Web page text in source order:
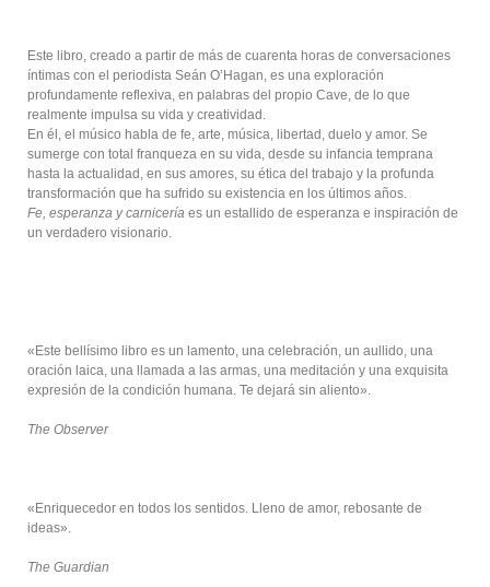
Este libro, creado a partir de más de cuarenta horas de conversaciones
íntimas con el periodista Seán O’Hagan, es una exploración
profundamente reflexiva, en palabras del propio Cave, de lo que
realmente impulsa su vida y creatividad.
En él, el músico habla de fe, arte, música, libertad, duelo y amor. Se
sumerge con total franqueza en su vida, desde su infancia temprana
hasta la actualidad, en sus amores, su ética del trabajo y la profunda
transformación que ha sufrido su existencia en los últimos años.
Fe, esperanza y carnicería es un estallido de esperanza e inspiración de
un verdadero visionario.
«Este bellísimo libro es un lamento, una celebración, un aullido, una
oración laica, una llamada a las armas, una meditación y una exquisita
expresión de la condición humana. Te dejará sin aliento».
The Observer
«Enriquecedor en todos los sentidos. Lleno de amor, rebosante de
ideas».
The Guardian